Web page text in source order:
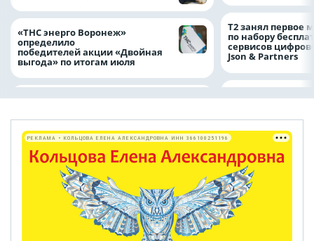
«ТНС энерго Воронеж»
определило
победителей акции «Двойная
выгода» по итогам июля
Т2 занял первое
по набору
сервисов
Json & Partners
РЕКЛАМА • КОЛЬЦОВА ЕЛЕНА АЛЕКСАНДРОВНА ИНН 366100251196